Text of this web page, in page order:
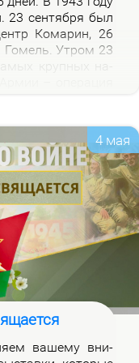
23 сен­тяб­ря был
Ко­ма­рин, 26
Го­мель. Утром 23
4 мая
ва­ше­му вни­